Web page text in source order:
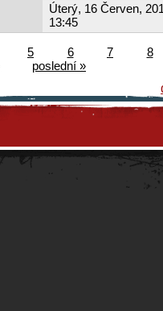
Úterý, 16 Červen,
13:45
5 6 7
8
poslední »